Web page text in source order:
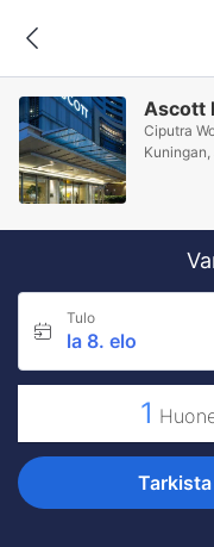
Ascott
Ciputra
Tulo
la 8. elo
1